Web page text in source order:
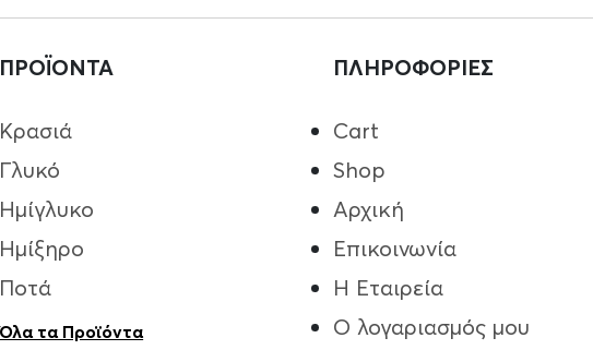
ΠΡΟΪΟΝΤΑ
Κρασιά
Γλυκό
Ημίγλυκο
Ημίξηρο
Ποτά
Όλα τα Προϊόντα
ΠΛΗΡΟΦΟΡΙΕΣ
Cart
Shop
Αρχική
Επικοινωνία
Η Εταιρεία
Ο λογαριασμός μου